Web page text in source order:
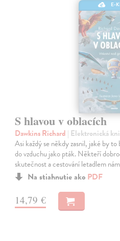
E-
S hlavou v oblacích
Dawkins Richard | Elektronická
Asi každý se někdy zasnil, jaké by
do vzduchu jako pták. Někteří
skutečnost a cestování letadlem
Na stiahnutie ako PDF
14,79 €